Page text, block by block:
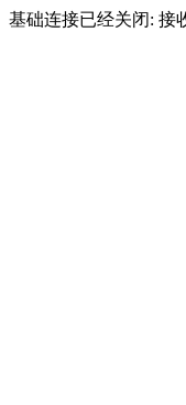
基础连接已经关闭: 接